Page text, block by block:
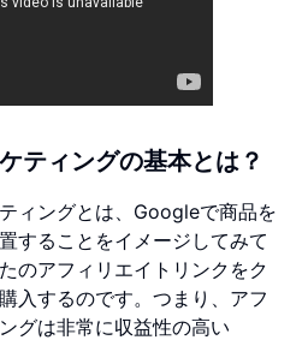
ティングの基本とは？
ィングとは、Googleで商品を
することをイメージしてみて
のアフィリエイトリンクをク
入するのです。つまり、アフ
グは非常に収益性の高い